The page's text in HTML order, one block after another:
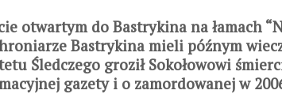
otwartym do Bastrykina na łamach
Bastrykina mieli późnym
Śledczego groził Sokołowowi
gazety i o zamordowanej w